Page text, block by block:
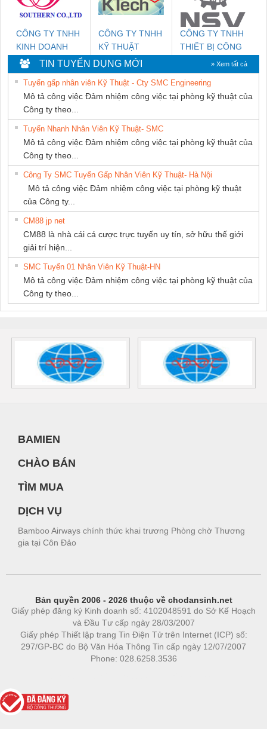
CÔNG TY TNHH
KINH DOANH
DỊCH VỤ XNK
PHƯƠNG NAM
CÔNG TY TNHH
KỸ THUẬT
KTECH VIỆT
NAM
CÔNG TY TNHH
THIẾT BỊ CÔNG
NGHIỆP NIHON
SETSUBI VIỆT
NAM
TIN TUYỂN DỤNG MỚI » Xem tất cả
Tuyển gấp nhân viên Kỹ Thuật - Cty SMC Engineering
Mô tả công việc Đảm nhiệm công việc tại phòng kỹ thuật của
Công ty theo...
Tuyển Nhanh Nhân Viên Kỹ Thuật- SMC
Mô tả công việc Đảm nhiệm công việc tại phòng kỹ thuật của
Công ty theo...
Công Ty SMC Tuyển Gấp Nhân Viên Kỹ Thuật- Hà Nội
Mô tả công việc Đảm nhiệm công việc tại phòng kỹ thuật
của Công ty...
CM88 jp net
CM88 là nhà cái cá cược trực tuyến uy tín, sở hữu thế giới
giải trí hiện...
SMC Tuyển 01 Nhân Viên Kỹ Thuật-HN
Mô tả công việc Đảm nhiệm công việc tại phòng kỹ thuật của
Công ty theo...
BAMIEN
CHÀO BÁN
TÌM MUA
DỊCH VỤ
Bamboo Airways chính thức khai trương Phòng chờ Thương
gia tại Côn Đảo
Bản quyền 2006 - 2026 thuộc về chodansinh.net
Giấy phép đăng ký Kinh doanh số: 4102048591 do Sở Kế Hoạch
và Đầu Tư cấp ngày 28/03/2007
Giấy phép Thiết lập trang Tin Điện Tử trên Internet (ICP) số:
297/GP-BC do Bộ Văn Hóa Thông Tin cấp ngày 12/07/2007
Phone: 028.6258.3536